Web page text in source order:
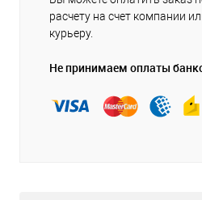
расчету на счет компании
курьеру.
Не принимаем оплаты